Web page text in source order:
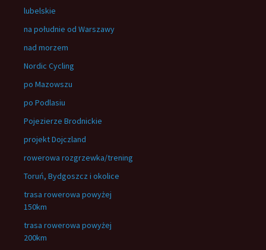
lubelskie
na południe od Warszawy
nad morzem
Nordic Cycling
po Mazowszu
po Podlasiu
Pojezierze Brodnickie
projekt Dojczland
rowerowa rozgrzewka/trening
Toruń, Bydgoszcz i okolice
trasa rowerowa powyżej
150km
trasa rowerowa powyżej
200km